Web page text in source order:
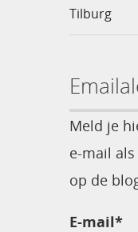
Tilburg
Meld je
e-mail
op de
E-mail*